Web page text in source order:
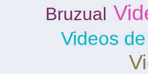
Bruzual
Videos